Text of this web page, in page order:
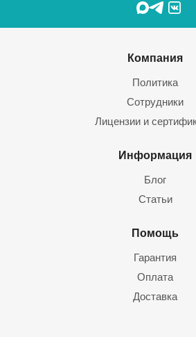
Компания
Политика
Сотрудники
Лицензии и
Информация
Блог
Статьи
Помощь
Гарантия
Оплата
Доставка